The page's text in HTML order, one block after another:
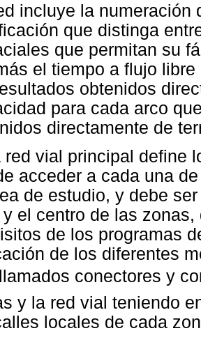
incluye la numeración
que distinga
que permitan su
el tiempo a flujo
obtenidos
para cada arco
directamente de
red vial principal define
acceder a cada una
de estudio, y debe
y el centro de las
de los programas
de los diferentes
conectores y
y la red vial teniendo
locales de cada